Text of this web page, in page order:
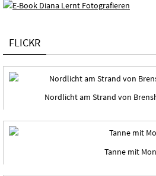
FLICKR
Nordlicht am Strand von
Tanne mit